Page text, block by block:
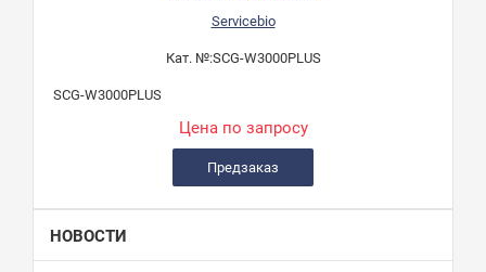
Servicebio
Кат. №:SCG-W3000PLUS
SCG-W3000PLUS
Цена по запросу
Предзаказ
НОВОСТИ